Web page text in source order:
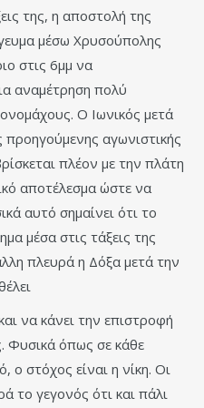
της, η αποστολή της
μέσω Χρυσούπολης
στις 6μμ να
αναμέτρηση πολύ
Ο Ιωνικός μετά
προηγούμενης αγωνιστικής
πλέον με την πλάτη
αποτέλεσμα ώστε να
αυτό σημαίνει ότι το
μέσα στις τάξεις της
πλευρά η Δόξα μετά την
να κάνει την επιστροφή
Φυσικά όπως σε κάθε
ο στόχος είναι η νίκη. Οι
το γεγονός ότι και πάλι